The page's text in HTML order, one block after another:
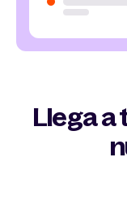
Llega a